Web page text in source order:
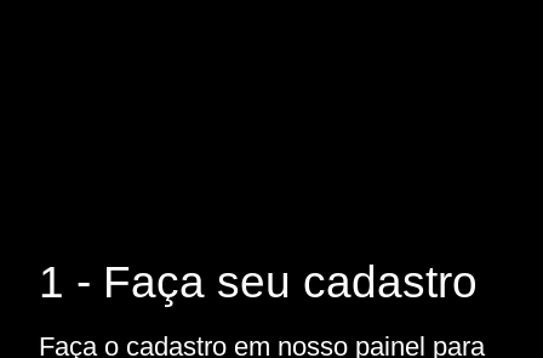
1 - Faça seu cadastro
Faça o cadastro em nosso painel para